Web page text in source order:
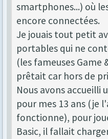
smartphones...) où
encore connectées.
Je jouais tout petit
portables qui ne
(les fameuses Game
prêtait car hors de
Nous avons accueilli
pour mes 13 ans (je
fonctionne), pour
Basic, il fallait